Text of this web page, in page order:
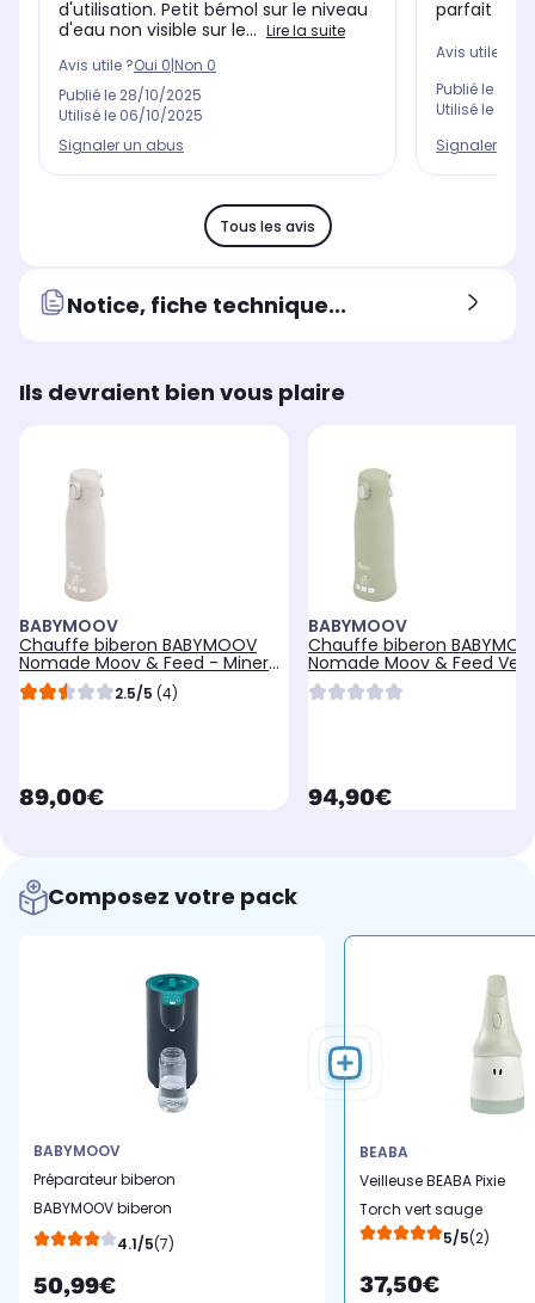
d'utilisation. Petit bémol sur le niveau
d'eau non visible sur le... Lire la suite
Avis utile ?Oui 0|Non 0
Publié le 28/10/2025
Utilisé le 06/10/2025
Signaler un abus
parfait
Avis utile ?
Publié le
Utilisé le
Signaler un
Tous les avis
Notice, fiche technique...
Ils devraient bien vous plaire
BABYMOOV
Chauffe biberon BABYMOOV
Nomade Moov & Feed - Mineral
Beige 2.5/5 (4)
currentPrice
89,00€
BABYMOOV
Chauffe biberon
Nomade Moov & Feed Vert
currentPrice
94,90€
Composez votre pack
BABYMOOV
Préparateur biberon
BABYMOOV biberon
milky now 4.1/5(7)
50,99€
BEABA
Veilleuse BEABA Pixie
Torch vert sauge
5/5(2)
37,50€